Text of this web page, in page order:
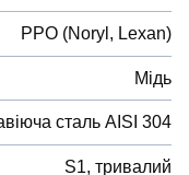
PPO (Noryl, Lexan)
Мідь
сталь AISI 304
S1, тривалий